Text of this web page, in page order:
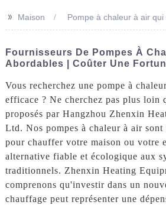
>> Maison Pompe à chaleur à air
Fournisseurs De Pompes À
Abordables | Coûter Une
Vous recherchez une pompe à
efficace ? Ne cherchez pas plus loin
proposés par Hangzhou Zhenxin
Ltd. Nos pompes à chaleur à air
pour chauffer votre maison ou votre
alternative fiable et écologique aux
traditionnels. Zhenxin Heating
comprenons qu'investir dans un
chauffage peut représenter une